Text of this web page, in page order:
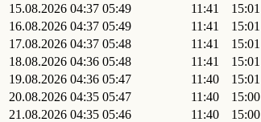
15.08.2026 04:37 05:49 11:41 15:01
16.08.2026 04:37 05:49 11:41 15:01
17.08.2026 04:37 05:48 11:41 15:01
18.08.2026 04:36 05:48 11:41 15:01
19.08.2026 04:36 05:47 11:40 15:01
20.08.2026 04:35 05:47 11:40 15:00
21.08.2026 04:35 05:46 11:40 15:00